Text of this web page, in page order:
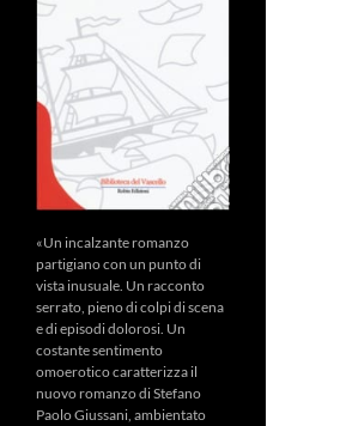
«Un incalzante romanzo
partigiano con un punto di
vista inusuale. Un racconto
serrato, pieno di colpi di scena
e di episodi dolorosi. Un
costante sentimento
omoerotico caratterizza il
nuovo romanzo di Stefano
Paolo Giussani, ambientato